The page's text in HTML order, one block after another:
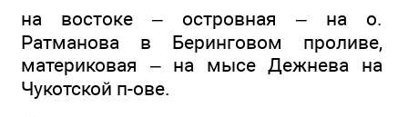
на востоке – островная – на о.
Ратманова в Беринговом проливе,
материковая – на мысе Дежнева на
Чукотской п-ове.